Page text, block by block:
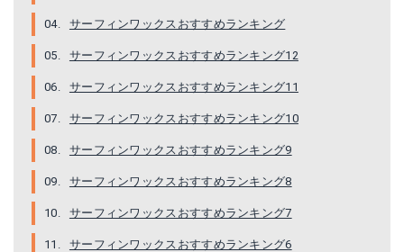
サーフィンワックスおすすめランキング
サーフィンワックスおすすめランキング12
サーフィンワックスおすすめランキング11
サーフィンワックスおすすめランキング10
サーフィンワックスおすすめランキング9
サーフィンワックスおすすめランキング8
サーフィンワックスおすすめランキング7
サーフィンワックスおすすめランキング6
BANANA WAX バナナワックス 80g サーフィン用ボードワックス / サーフボード滑り止め サーフィン用品 COOL
Amazonで詳細を見る